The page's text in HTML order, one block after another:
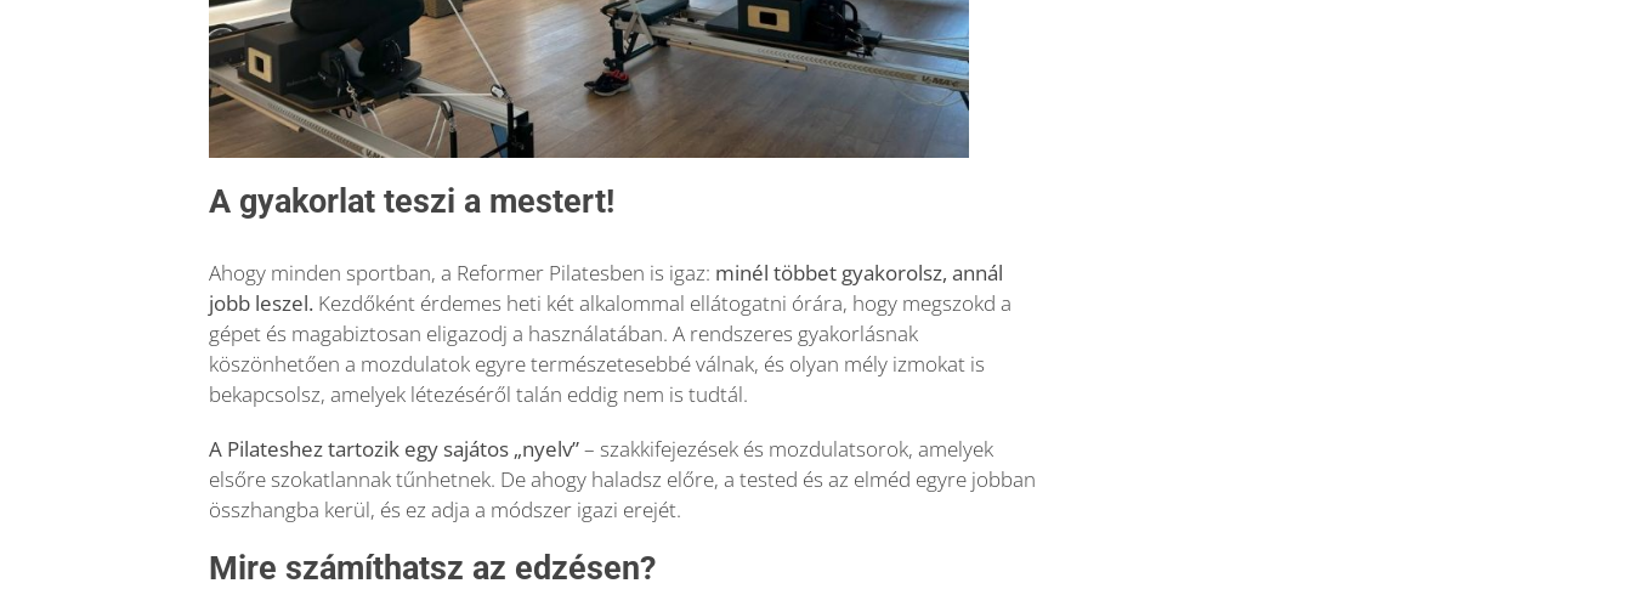
A gyakorlat teszi a mestert!
Ahogy minden sportban, a Reformer Pilatesben is igaz: minél többet gyakorolsz, annál
jobb leszel.Kezdőként érdemes heti két alkalommal ellátogatni órára, hogy megszokd a
gépet és magabiztosan eligazodj a használatában. A rendszeres gyakorlásnak
köszönhetően a mozdulatok egyre természetesebbé válnak, és olyan mély izmokat is
bekapcsolsz, amelyek létezéséről talán eddig nem is tudtál.
A Pilateshez tartozik egy sajátos „nyelv”– szakkifejezések és mozdulatsorok, amelyek
elsőre szokatlannak tűnhetnek. De ahogy haladsz előre, a tested és az elméd egyre jobban
összhangba kerül, és ez adja a módszer igazi erejét.
Mire számíthatsz az edzésen?